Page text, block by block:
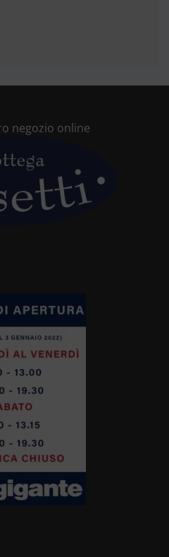
negozio online